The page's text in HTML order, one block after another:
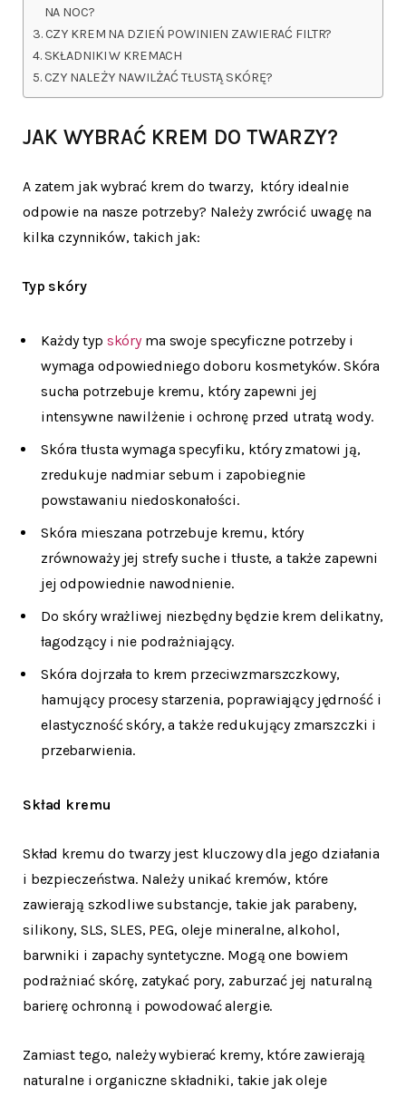
NA NOC?
CZY KREM NA DZIEŃ POWINIEN ZAWIERAĆ FILTR?
SKŁADNIKI W KREMACH
CZY NALEŻY NAWILŻAĆ TŁUSTĄ SKÓRĘ?
JAK WYBRAĆ KREM DO TWARZY?
A zatem jak wybrać krem do twarzy, który idealnie
odpowie na nasze potrzeby? Należy zwrócić uwagę na
kilka czynników, takich jak:
Typ skóry
Każdy typ skóryma swoje specyficzne potrzeby i
wymaga odpowiedniego doboru kosmetyków. Skóra
sucha potrzebuje kremu, który zapewni jej
intensywne nawilżenie i ochronę przed utratą wody.
Skóra tłusta wymaga specyfiku, który zmatowi ją,
zredukuje nadmiar sebum i zapobiegnie
powstawaniu niedoskonałości.
Skóra mieszana potrzebuje kremu, który
zrównoważy jej strefy suche i tłuste, a także zapewni
jej odpowiednie nawodnienie.
Do skóry wrażliwej niezbędny będzie krem delikatny,
łagodzący i nie podrażniający.
Skóra dojrzała to krem przeciwzmarszczkowy,
hamujący procesy starzenia, poprawiający jędrność i
elastyczność skóry, a także redukujący zmarszczki i
przebarwienia.
Skład kremu
Skład kremu do twarzy jest kluczowy dla jego działania
i bezpieczeństwa. Należy unikać kremów, które
zawierają szkodliwe substancje, takie jak parabeny,
silikony, SLS, SLES, PEG, oleje mineralne, alkohol,
barwniki i zapachy syntetyczne. Mogą one bowiem
podrażniać skórę, zatykać pory, zaburzać jej naturalną
barierę ochronną i powodować alergie.
Zamiast tego, należy wybierać kremy, które zawierają
naturalne i organiczne składniki, takie jak oleje